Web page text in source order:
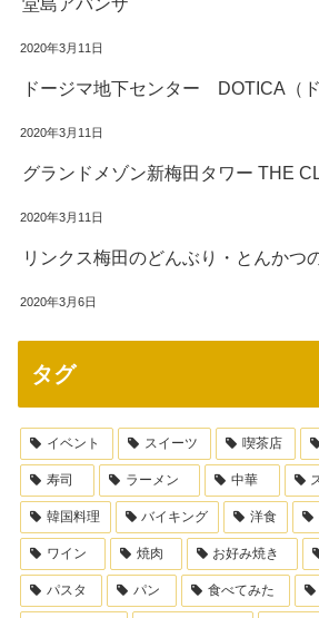
2020年3月11日
ドージマ地下センター DOTICA（ド
2020年3月11日
グランドメゾン新梅田タワー THE
2020年3月11日
リンクス梅田のどんぶり・とんかつ
2020年3月6日
タグ
イベント スイーツ 喫茶店
寿司 ラーメン 中華
韓国料理 バイキング 洋食
ワイン 焼肉 お好み焼き
パスタ パン 食べてみた